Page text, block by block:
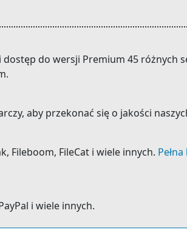
do wersji Premium 45 różnych
aby przekonać się o jakości
Fileboom, FileCat i wiele innych.
i wiele innych.